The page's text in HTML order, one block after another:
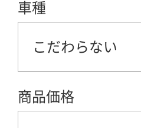
車種
こだわらない
商品価格